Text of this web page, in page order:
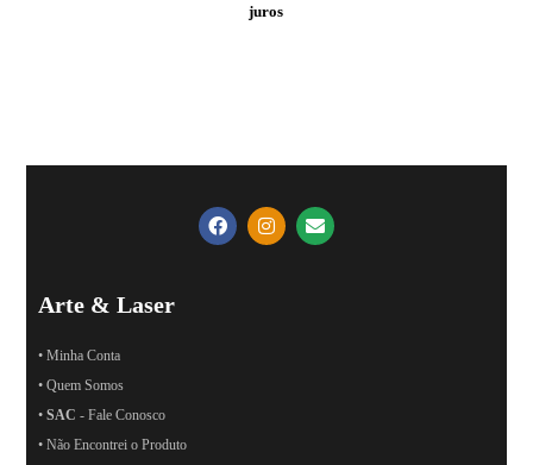
juros
Arte & Laser
• Minha Conta
• Quem Somos
•SAC - Fale Conosco
• Não Encontrei o Produto